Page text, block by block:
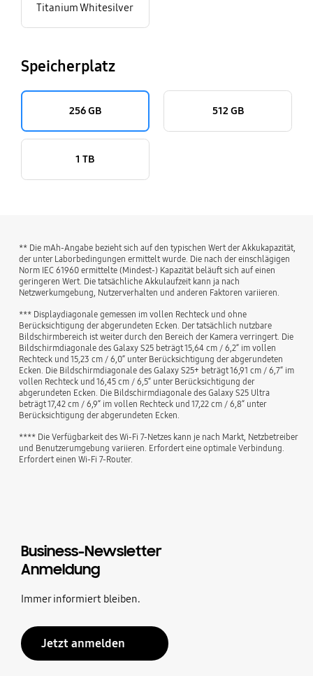
Titanium Whitesilver
Speicherplatz
256 GB 512 GB
1 TB
** Die mAh-Angabe bezieht sich auf den typischen Wert der Akkukapazität,
der unter Laborbedingungen ermittelt wurde. Die nach der einschlägigen
Norm IEC 61960 ermittelte (Mindest-) Kapazität beläuft sich auf einen
geringeren Wert. Die tatsächliche Akkulaufzeit kann ja nach
Netzwerkumgebung, Nutzerverhalten und anderen Faktoren variieren.
*** Displaydiagonale gemessen im vollen Rechteck und ohne
Berücksichtigung der abgerundeten Ecken. Der tatsächlich nutzbare
Bildschirmbereich ist weiter durch den Bereich der Kamera verringert. Die
Bildschirmdiagonale des Galaxy S25 beträgt 15,64 cm / 6,2“ im vollen
Rechteck und 15,23 cm / 6,0“ unter Berücksichtigung der abgerundeten
Ecken. Die Bildschirmdiagonale des Galaxy S25+ beträgt 16,91 cm / 6,7“ im
vollen Rechteck und 16,45 cm / 6,5“ unter Berücksichtigung der
abgerundeten Ecken. Die Bildschirmdiagonale des Galaxy S25 Ultra
beträgt 17,42 cm / 6,9“ im vollen Rechteck und 17,22 cm / 6,8“ unter
Berücksichtigung der abgerundeten Ecken.
**** Die Verfügbarkeit des Wi-Fi 7-Netzes kann je nach Markt, Netzbetreiber
und Benutzerumgebung variieren. Erfordert eine optimale Verbindung.
Erfordert einen Wi-Fi 7-Router.
Business-Newsletter
Anmeldung
Immer informiert bleiben.
Jetzt anmelden